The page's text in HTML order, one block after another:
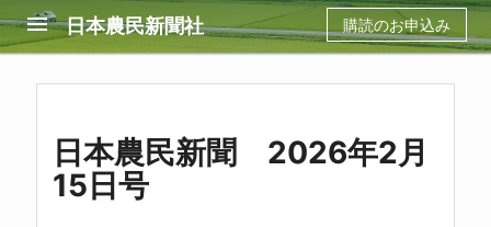
menu 日本農民新聞社 購読のお申込み
日本農民新聞 2026年2月
15日号